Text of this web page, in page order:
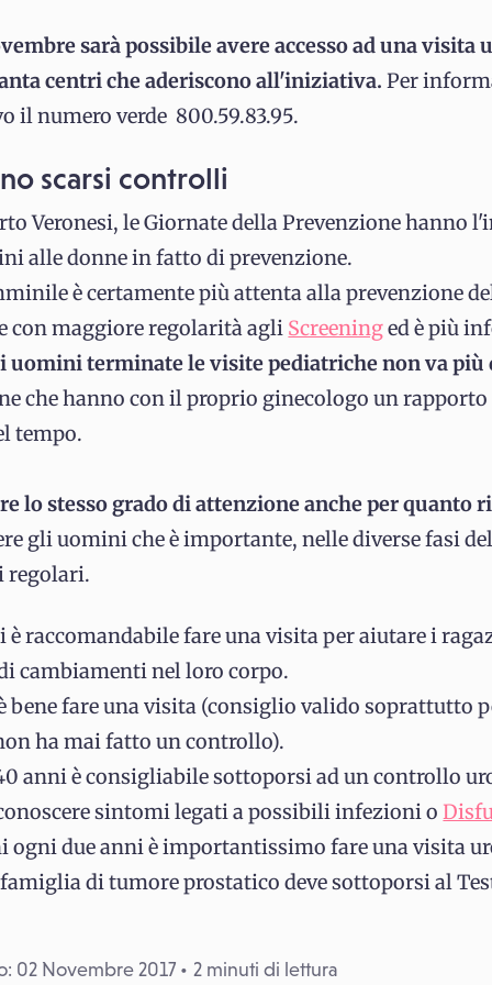
sarà possibile avere accesso ad una visita
centri che aderiscono all'iniziativa.Per
il numero verde 800.59.83.95.
scarsi controlli
Veronesi, le Giornate della Prevenzione hanno
alle donne in fatto di prevenzione.
è certamente più attenta alla prevenzione
con maggiore regolarità agli Screeninged è più
uomini terminate le visite pediatriche non va più
che hanno con il proprio ginecologo un
tempo.
lo stesso grado di attenzione anche per quanto
gli uomini che è importante, nelle diverse fasi
regolari.
è raccomandabile fare una visita per aiutare i
cambiamenti nel loro corpo.
bene fare una visita (consiglio valido soprattutto
ha mai fatto un controllo).
anni è consigliabile sottoporsi ad un controllo
sintomi legati a possibili infezioni o
ogni due anni è importantissimo fare una visita
di tumore prostatico deve sottoporsi al
02 Novembre 2017 2 minuti di lettura